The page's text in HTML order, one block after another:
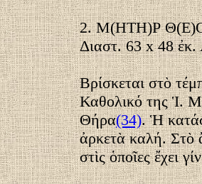
2. Μ(ΗΤΗ)Ρ
Διαστ. 63 x 48 ἐκ.
Βρίσκεται στὸ
Καθολικό της Ἱ.
Θήρα(34). Ἡ
ἀρκετὰ καλή. Στὸ
στὶς ὁποῖες ἔχει